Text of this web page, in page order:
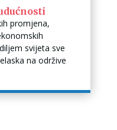
promjena,
svijeta sve
na održive